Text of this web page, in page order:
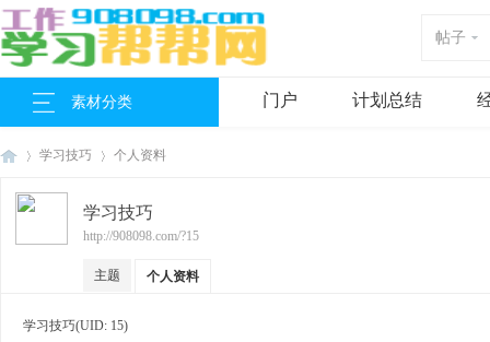
帖子
素材分类 门户 计划总结
›
学习技巧 个人资料
学习技巧
http://908098.com/?15
主题 个人资料
学习技巧(UID: 15)